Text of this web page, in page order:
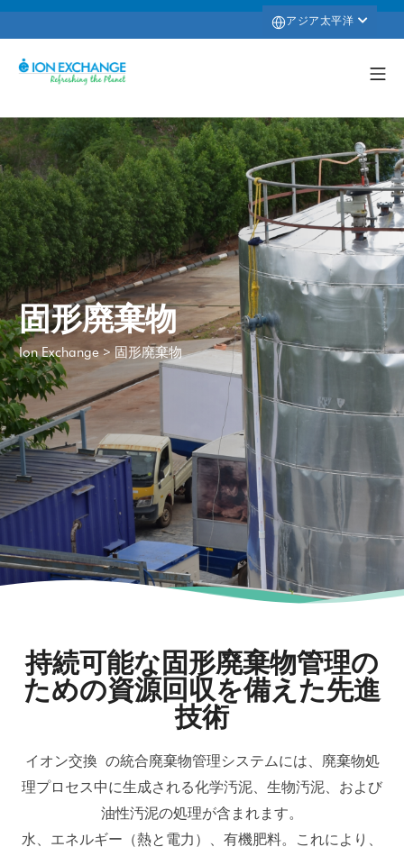
アジア太平洋
固形廃棄物
Ion Exchange>固形廃棄物
持続可能な固形廃棄物管理の
ための資源回収を備えた先進
技術
イオン交換 の統合廃棄物管理システムには、廃棄物処
理プロセス中に生成される化学汚泥、生物汚泥、および
油性汚泥の処理が含まれます。
水、エネルギー（熱と電力）、有機肥料。これにより、